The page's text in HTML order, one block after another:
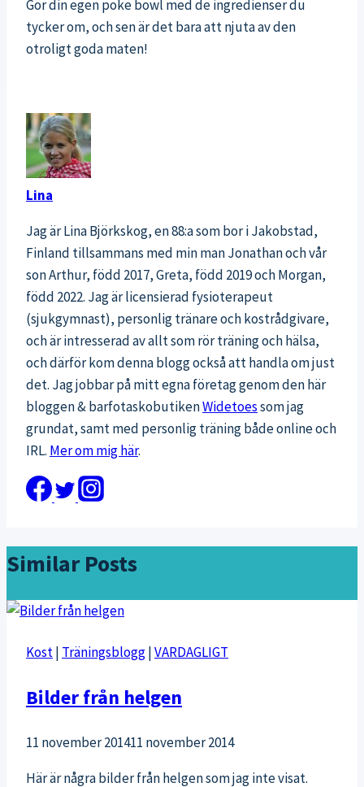
Gör din egen poke bowl med de ingredienser du
tycker om, och sen är det bara att njuta av den
otroligt goda maten!
Lina
Jag är Lina Björkskog, en 88:a som bor i Jakobstad,
Finland tillsammans med min man Jonathan och vår
son Arthur, född 2017, Greta, född 2019 och Morgan,
född 2022. Jag är licensierad fysioterapeut
(sjukgymnast), personlig tränare och kostrådgivare,
och är intresserad av allt som rör träning och hälsa,
och därför kom denna blogg också att handla om just
det. Jag jobbar på mitt egna företag genom den här
bloggen & barfotaskobutikenWidetoessom jag
grundat, samt med personlig träning både online och
IRL. Mer om mig här.
Similar Posts
Kost| Träningsblogg|VARDAGLIGT
Bilder från helgen
11 november 201411 november 2014
Här är några bilder från helgen som jag inte visat.